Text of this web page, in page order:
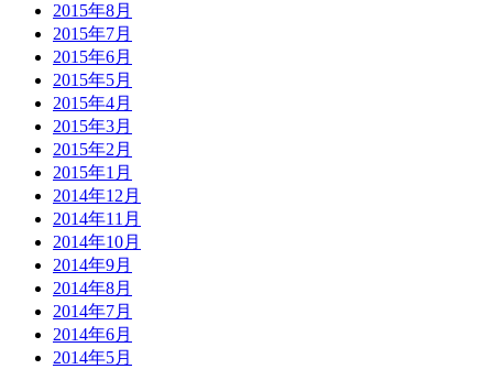
2015年8月
2015年7月
2015年6月
2015年5月
2015年4月
2015年3月
2015年2月
2015年1月
2014年12月
2014年11月
2014年10月
2014年9月
2014年8月
2014年7月
2014年6月
2014年5月